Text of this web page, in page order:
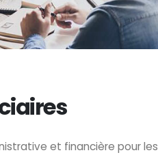
et financière pour les